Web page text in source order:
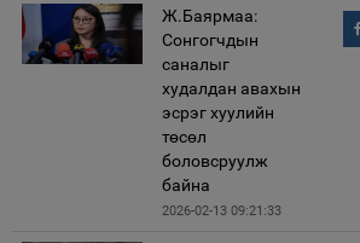
Ж.Баярмаа:
Сонгогчдын
саналыг
худалдан авахын
эсрэг хуулийн
төсөл
боловсруулж
байна
2026-02-13 09:21:33